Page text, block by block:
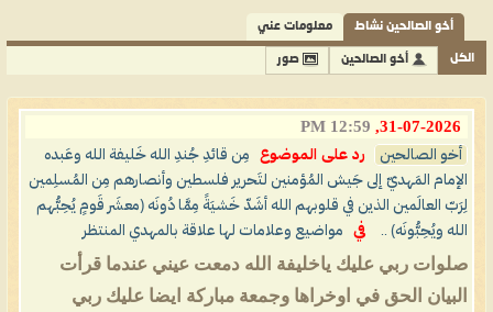
أخو الصالحين نشاط معلومات عني
الكل أخو الصالحين صور
31-07-2026,
12:59 PM
أخو الصالحين رد على الموضوع
مِن قائدِ جُندِ الله خَليفة الله وعَبده
الإمام المَهديّ إلى جَيش المُؤمنين لتَحرير فلسطين وأنصارهم مِن المُسلِمين
لِرَبّ العالَمين الذين في قلوبهم الله أشَدّ خَشيَةً مِمَّا دُونَه (معشَر قَومٍ يُحِبُّهم
الله ويُحِبُّونَه) ..
في مواضيع وعلامات لها علاقة بالمهدي المنتظر
صلوات ربي عليك ياخليفة الله دمعت عيني عندما قرأت
البيان الحق في اوخراها وجمعة مباركة ايضا عليك ربي